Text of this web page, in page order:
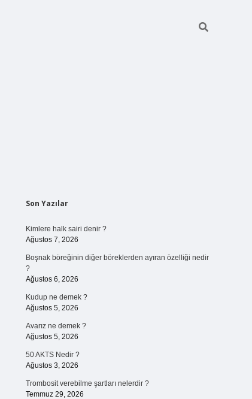
Sidebar
Son Yazılar
Kimlere halk sairi denir ?
Ağustos 7, 2026
Boşnak böreğinin diğer böreklerden ayıran özelliği nedir
?
Ağustos 6, 2026
Kudup ne demek ?
Ağustos 5, 2026
Avarız ne demek ?
Ağustos 5, 2026
50 AKTS Nedir ?
Ağustos 3, 2026
Trombosit verebilme şartları nelerdir ?
Temmuz 29, 2026